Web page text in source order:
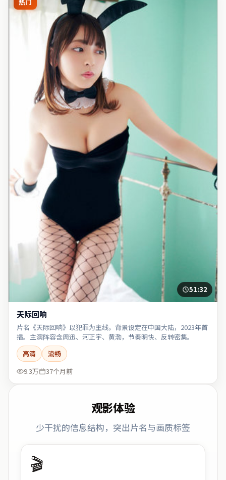
51:32
天际回响
片名《天际回响》以犯罪为主线，背景设定在中国大陆，2023年首
播。主演阵容含周迅、河正宇、黄渤，节奏明快、反转密集。
高清
流畅
9.3万
37个月前
观影体验
少干扰的信息结构，突出片名与画质标签
🎬